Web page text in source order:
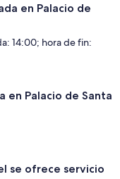
en Palacio de
14:00; hora de fin:
en Palacio de Santa
se ofrece servicio